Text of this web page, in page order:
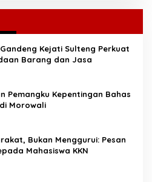
Kejati Sulteng Perkuat
Barang dan Jasa
Pemangku Kepentingan Bahas
Morowali
Bukan Menggurui: Pesan
Mahasiswa KKN